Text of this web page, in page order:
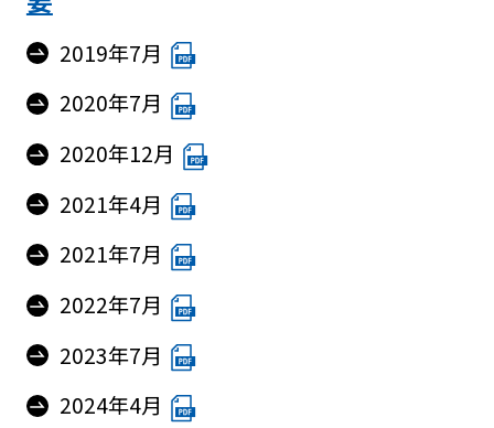
2019年7月
2020年7月
2020年12月
2021年4月
2021年7月
2022年7月
2023年7月
2024年4月